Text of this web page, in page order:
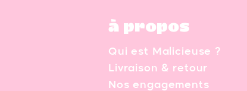
à propos
Qui est Malicieuse ?
Livraison & retour
Nos engagements